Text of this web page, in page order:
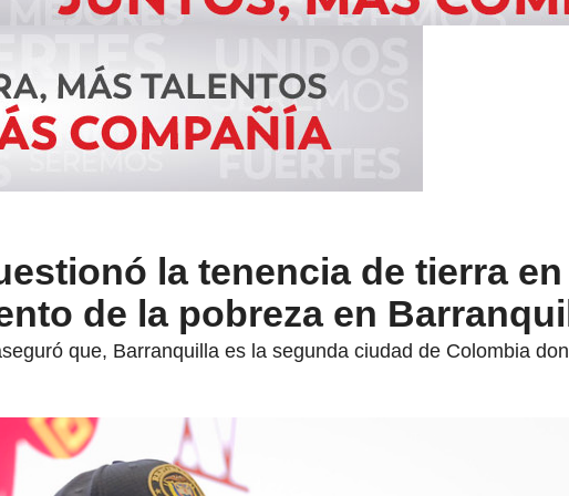
la tenencia de tierra
de la pobreza en
que, Barranquilla es la segunda ciudad de Colombia